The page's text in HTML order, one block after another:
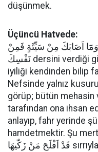
düşünmek.
Üçüncü Hatvede:
اَصَابَكَ مِنْ سَيِّئَةٍ فَمِنْ
نَفْسِكَ dersini verdiği gibi: Nefsin muktezası, daima
iyiliği kendinden bilip
Nefsinde yalnız
görüp; bütün mehasin
tarafından ona ihsan
anlayıp, fahr yerinde
hamdetmektir. Şu
قَدْ اَفْلَحَ مَنْ زَكّٰيهَا sırrıyla şudur ki: Kemalini